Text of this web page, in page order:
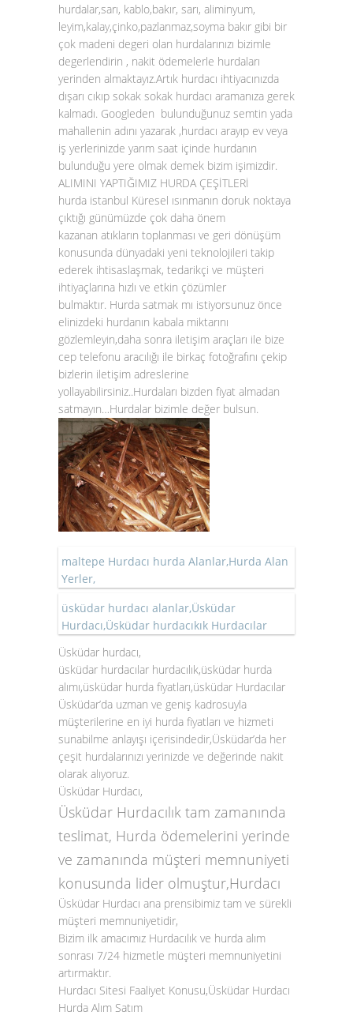
hurdalar,sarı, kablo,bakır, sarı, aliminyum,
leyim,kalay,çinko,pazlanmaz,soyma bakır gibi bir
çok madeni degeri olan hurdalarınızı bizimle
degerlendirin , nakit ödemelerle hurdaları
yerinden almaktayız.Artık hurdacı ihtiyacınızda
dışarı cıkıp sokak sokak hurdacı aramanıza gerek
kalmadı. Googleden bulunduğunuz semtin yada
mahallenin adını yazarak ,hurdacı arayıp ev veya
iş yerlerinizde yarım saat içinde hurdanın
bulunduğu yere olmak demek bizim işimizdir.
ALIMINI YAPTIĞIMIZ HURDA ÇEŞİTLERİ
hurda istanbul Küresel ısınmanın doruk noktaya
çıktığı günümüzde çok daha önem
kazanan atıkların toplanması ve geri dönüşüm
konusunda dünyadaki yeni teknolojileri takip
ederek ihtisaslaşmak, tedarikçi ve müşteri
ihtiyaçlarına hızlı ve etkin çözümler
bulmaktır. Hurda satmak mı istiyorsunuz önce
elinizdeki hurdanın kabala miktarını
gözlemleyin,daha sonra iletişim araçları ile bize
cep telefonu aracılığı ile birkaç fotoğrafını çekip
bizlerin iletişim adreslerine
yollayabilirsiniz..Hurdaları bizden fiyat almadan
satmayın…Hurdalar bizimle değer bulsun.
maltepe Hurdacı hurda Alanlar,Hurda Alan
Yerler,
üsküdar hurdacı alanlar,Üsküdar
Hurdacı,Üsküdar hurdacıkık Hurdacılar
Üsküdar hurdacı,
üsküdar hurdacılar hurdacılık,üsküdar hurda
alımı,üsküdar hurda fiyatları,üsküdar Hurdacılar
Üsküdar’da uzman ve geniş kadrosuyla
müşterilerine en iyi hurda fiyatları ve hizmeti
sunabilme anlayışı içerisindedir,Üsküdar’da her
çeşit hurdalarınızı yerinizde ve değerinde nakit
olarak alıyoruz.
Üsküdar Hurdacı,
Üsküdar Hurdacılık tam zamanında
teslimat, Hurda ödemelerini yerinde
ve zamanında müşteri memnuniyeti
konusunda lider olmuştur,Hurdacı
Üsküdar Hurdacı ana prensibimiz tam ve sürekli
müşteri memnuniyetidir,
Bizim ilk amacımız Hurdacılık ve hurda alım
sonrası 7/24 hizmetle müşteri memnuniyetini
artırmaktır.
Hurdacı Sitesi Faaliyet Konusu,Üsküdar Hurdacı
Hurda Alım Satım